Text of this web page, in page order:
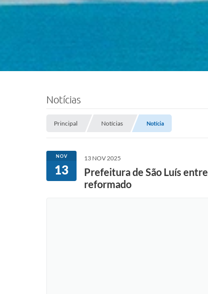
Notícias
Principal Notícias Notícia
NOV
13
13 NOV 2025
Prefeitura de São Luís
reformado